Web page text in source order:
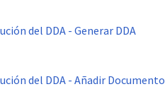
del DDA - Generar DDA
del DDA - Añadir Documento